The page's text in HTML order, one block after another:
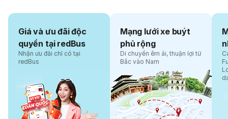
Giá và ưu đãi độc
quyền tại redBus
Nhận ưu đãi chỉ có tại
redBus
Mạng lưới xe buýt
phủ rộng
Di chuyển êm ái, thuận lợi từ
Bắc vào Nam